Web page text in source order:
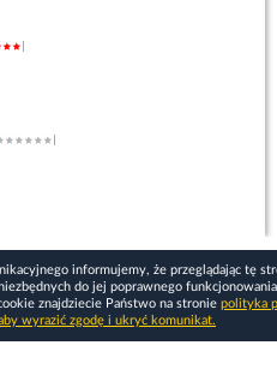
informujemy, że przeglądając tę
do jej poprawnego
znajdziecie Państwo na stronie polityka
wyrazić zgodę i ukryć komunikat.